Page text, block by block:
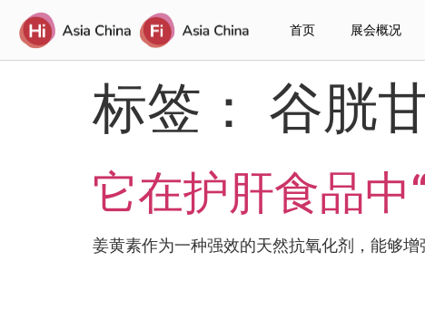
首页 展会概况
标签： 谷胱
它在护肝食品中
姜黄素作为一种强效的天然抗氧化剂，能够